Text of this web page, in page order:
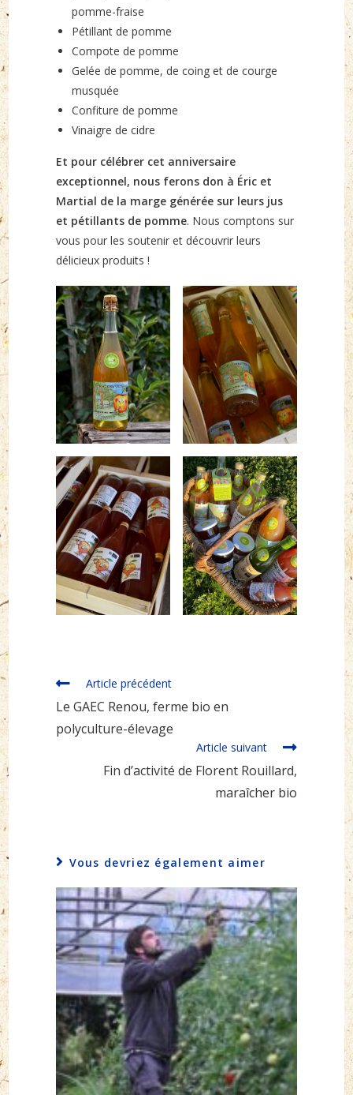
pomme-fraise
Pétillant de pomme
Compote de pomme
Gelée de pomme, de coing et de courge
musquée
Confiture de pomme
Vinaigre de cidre
Et pour célébrer cet anniversaire
exceptionnel, nous ferons don à Éric et
Martial de la marge générée sur leurs jus
et pétillants de pomme. Nous comptons sur
vous pour les soutenir et découvrir leurs
délicieux produits !
Read
articles
Article précédent
Le GAEC Renou, ferme bio en
polyculture-élevage
Article suivant
Fin d’activité de Florent Rouillard,
maraîcher bio
Vous devriez également aimer